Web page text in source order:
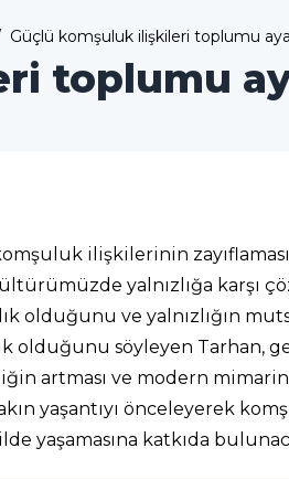
Güçlü komşuluk ilişkileri toplumu
toplumu
ilişkilerinin
yalnızlığa karşı
olduğunu ve yalnızlığın
olduğunu söyleyen
artması ve modern
yaşantıyı önceleyerek
yaşamasına katkıda